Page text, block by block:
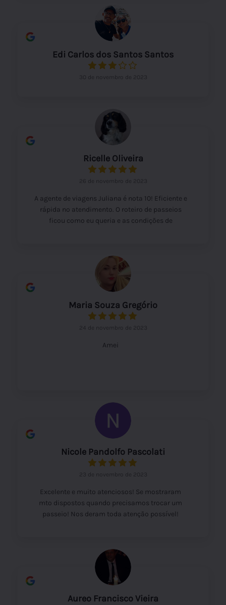
Edi Carlos dos Santos Santos
30 de novembro de 2023
Ricelle Oliveira
26 de novembro de 2023
A agente de viagens Juliana é nota 10! Eficiente e
rápida no atendimento. O roteiro de passeios
ficou como eu queria e as condições de
frente, após a conclusão dos passeios.
Maria Souza Gregório
24 de novembro de 2023
Amei
Nicole Pandolfo Pascolati
23 de novembro de 2023
Excelente e muito atenciosos! Se mostraram
mto dispostos quando precisamos trocar um
passeio! Nos deram toda atenção possível!
Aureo Francisco Vieira